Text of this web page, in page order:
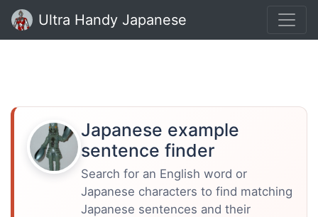
Ultra Handy Japanese
Japanese example
sentence finder
Search for an English word or
Japanese characters to find matching
Japanese sentences and their